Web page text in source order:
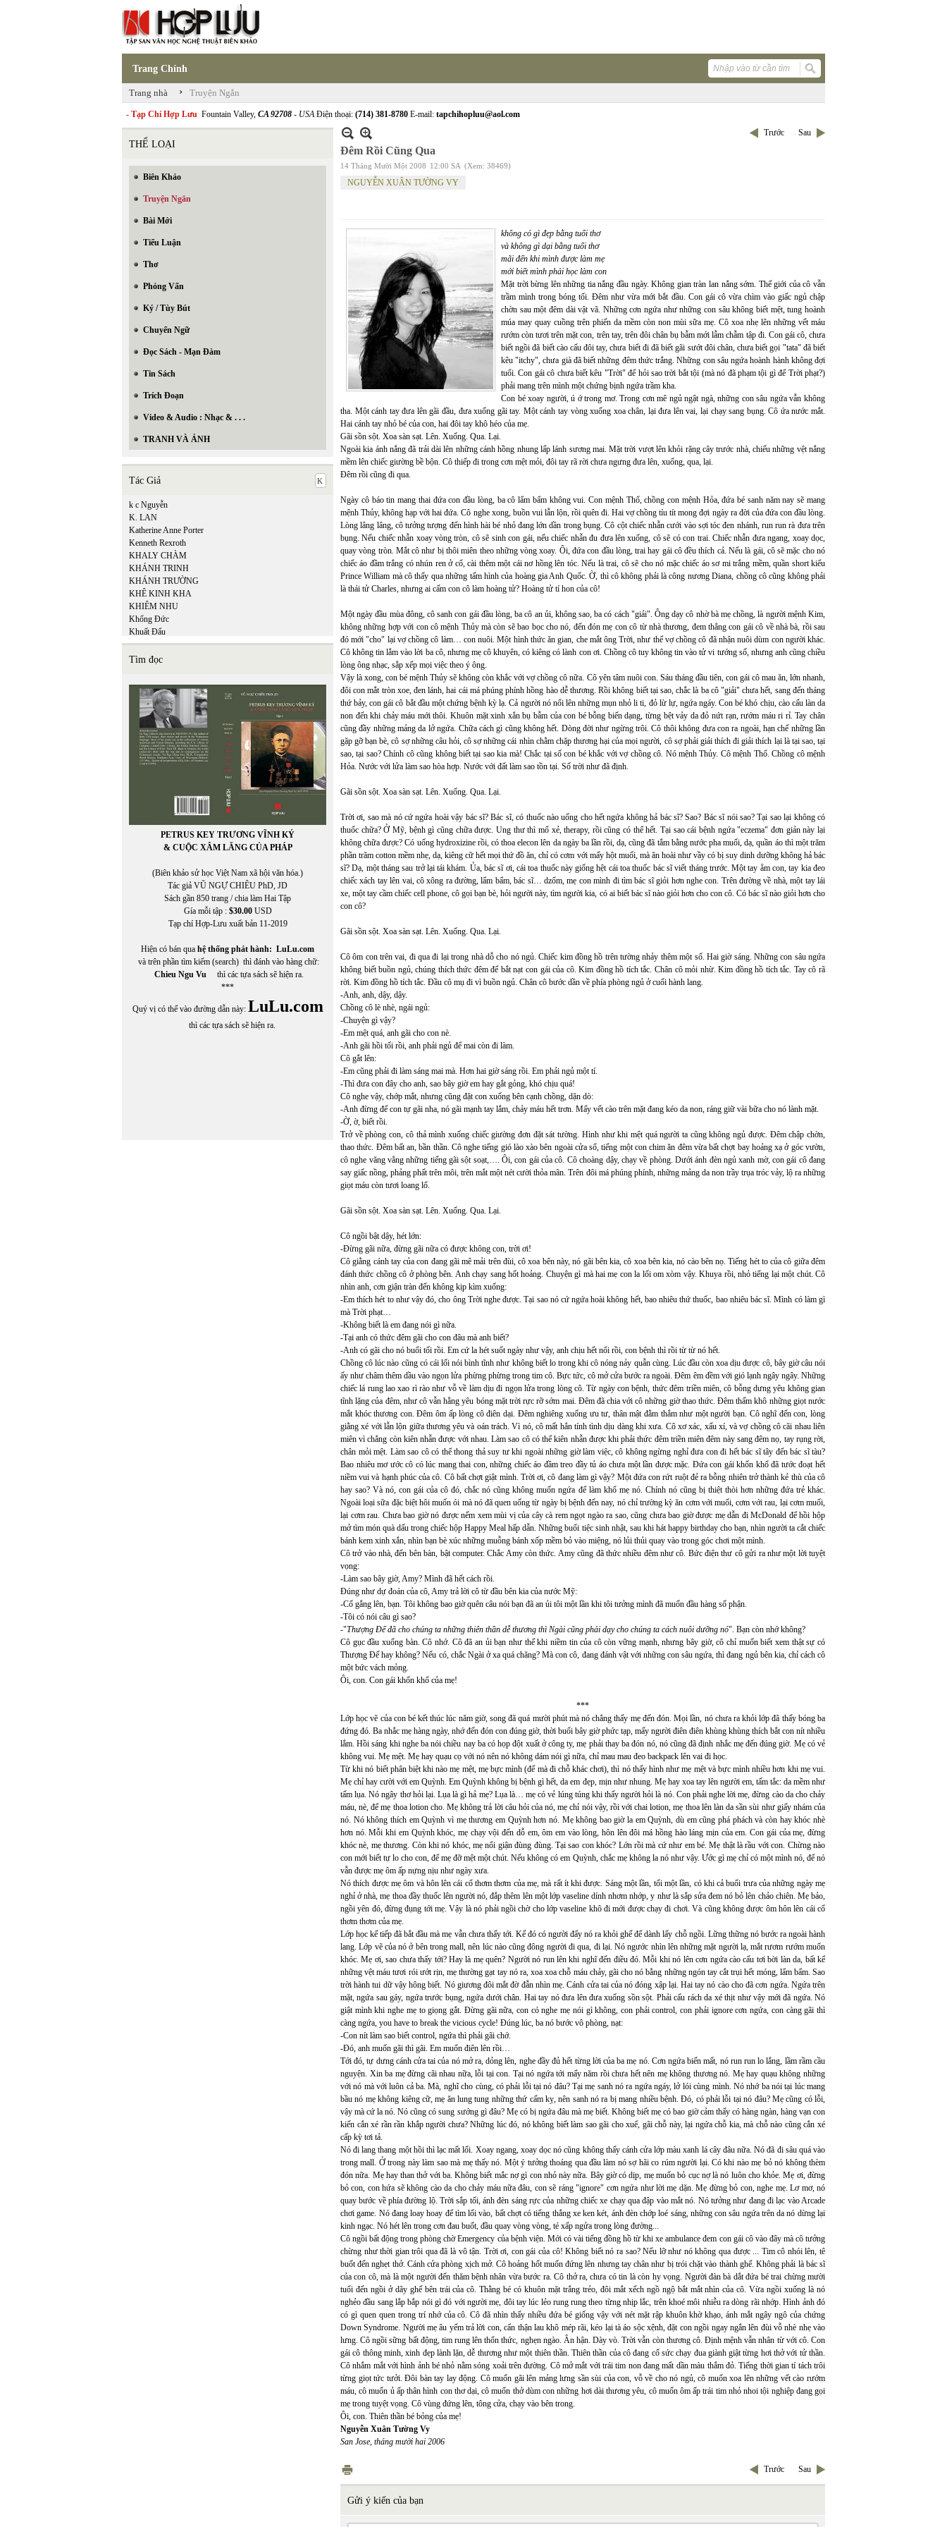
Trang Chính
Trang nhà › Truyện Ngắn
- Tạp Chí Hợp Lưu Fountain Valley, CA 92708 - USAĐiện thoại: (714) 381-8780 E-mail: tapchihopluu@aol.com
THỂ LOẠI
Biên Khảo
Truyện Ngắn
Bài Mới
Tiểu Luận
Thơ
Phỏng Vấn
Ký / Tùy Bút
Chuyển Ngữ
Đọc Sách - Mạn Đàm
Tin Sách
Trích Đoạn
Video & Audio : Nhạc & . . .
TRANH VÀ ẢNH
Tác Giả
k c Nguyễn
K. LAN
Katherine Anne Porter
Kenneth Rexroth
KHALY CHÀM
KHÁNH TRINH
KHÁNH TRƯỜNG
KHÊ KINH KHA
KHIÊM NHU
Khổng Đức
Khuất Đẩu
Khuyết Danh
Kiệm Hoàng
Kiều Thị An Giang
KIM LONG
Kim Nhung
Kim Tuấn
Kinh Dương Vương
Kuroda Momoko
Kurt Vonnegut, Jr.
Tìm đọc
PETRUS KEY TRƯƠNG VĨNH KÝ
& CUỘC XÂM LĂNG CỦA PHÁP
(Biên khảo sử học Việt Nam xã hội văn hóa.)
Tác giả VŨ NGỰ CHIÊU PhD, JD
Sách gần 850 trang / chia làm Hai Tập
Gía mỗi tập : $30.00USD
Tạp chí Hợp-Lưu xuất bản 11-2019
Hiện có bán qua hệ thống phát hành: LuLu.com
và trên phần tìm kiếm (search) thì đánh vào hàng chữ:
Chieu Ngu Vu thì các tựa sách sẽ hiện ra.
***
Quý vị có thể vào đường dẫn này: LuLu.com
thì các tựa sách sẽ hiện ra.
Trước Sau
Đêm Rồi Cũng Qua
14 Tháng Mười Một 2008 12:00 SA (Xem: 38469)
NGUYỄN XUÂN TƯỜNG VY
không có gì đẹp bằng tuổi thơ
và không gì dại bằng tuổi thơ
mãi đến khi mình được làm mẹ
mới biết mình phải học làm con
Mặt trời bừng lên những tia nắng đầu ngày. Không gian tràn lan nắng sớm. Thế giới của cô vẫn
trầm mình trong bóng tối. Đêm như vừa mới bắt đầu. Con gái cô vừa chìm vào giấc ngủ chập
chờn sau một đêm dài vật vã. Những cơn ngứa như những con sâu không biết mệt, tung hoành
múa may quay cuồng trên phiến da mềm còn non mùi sữa mẹ. Cô xoa nhẹ lên những vết máu
rướm còn tươi trên mặt con, trên tay, trên đôi chân bụ bẫm mới lẫm chẫm tập đi. Con gái cô, chưa
biết ngồi đã biết cào cấu đôi tay, chưa biết đi đã biết gãi sướt đôi chân, chưa biết gọi "tata" đã biết
kêu "itchy", chưa già đã biết những đêm thức trắng. Những con sâu ngứa hoành hành không đợi
tuổi. Con gái cô chưa biết kêu "Trời" để hỏi sao trời bắt tội (mà nó đã phạm tội gì để Trời phạt?)
phải mang trên mình một chứng bịnh ngứa trầm kha.
Con bé xoay người, ú ớ trong mơ. Trong cơn mê ngủ ngật ngà, những con sâu ngứa vẫn không
tha. Một cánh tay đưa lên gãi đầu, đưa xuống gãi tay. Một cánh tay vòng xuống xoa chân, lại đưa lên vai, lại chạy sang bụng. Cô ứa nước mắt.
Hai cánh tay nhỏ bé của con, hai đôi tay khô héo của mẹ.
Gãi sồn sột. Xoa sàn sạt. Lên. Xuống. Qua. Lại.
Ngoài kia ánh nắng đã trải dài lên những cánh hồng nhung lấp lánh sương mai. Mặt trời vượt lên khỏi rặng cây trước nhà, chiếu những vệt nắng
mềm lên chiếc giường bề bộn. Cô thiếp đi trong cơn mệt mỏi, đôi tay rã rời chưa ngưng đưa lên, xuống, qua, lại.
Đêm rồi cũng đi qua.
Ngày cô báo tin mang thai đứa con đầu lòng, ba cô lẩm bẩm không vui. Con mệnh Thổ, chồng con mệnh Hỏa, đứa bé sanh năm nay sẽ mang
mệnh Thủy, không hạp với hai đứa. Cô nghe xong, buồn vui lẫn lộn, rồi quên đi. Hai vợ chồng tíu tít mong đợi ngày ra đời của đứa con đầu lòng.
Lòng lâng lâng, cô tưởng tượng đến hình hài bé nhỏ đang lớn dần trong bụng. Cô cột chiếc nhẫn cưới vào sợi tóc đen nhánh, run run rà đưa trên
bụng. Nếu chiếc nhẫn xoay vòng tròn, cô sẽ sinh con gái, nếu chiếc nhẫn đu đưa lên xuống, cô sẽ có con trai. Chiếc nhẫn đưa ngang, xoay dọc,
quay vòng tròn. Mắt cô như bị thôi miên theo những vòng xoay. Ôi, đứa con đầu lòng, trai hay gái cô đều thích cả. Nếu là gái, cô sẽ mặc cho nó
chiếc áo đầm trắng có nhún ren ở cổ, cài thêm một cái nơ hồng lên tóc. Nếu là trai, cô sẽ cho nó mặc chiếc áo sơ mi trắng mềm, quần short kiểu
Prince William mà cô thấy qua những tấm hình của hoàng gia Anh Quốc. Ờ, thì cô không phải là công nương Diana, chồng cô cũng không phải
là thái tử Charles, nhưng ai cấm con cô làm hoàng tử? Hoàng tử tí hon của cô!
Một ngày đầu mùa đông, cô sanh con gái đầu lòng, ba cô an ủi, không sao, ba có cách "giải". Ông dạy cô nhờ bà mẹ chồng, là người mệnh Kim,
không những hợp với con cô mệnh Thủy mà còn sẽ bao bọc cho nó, đến đón mẹ con cô từ nhà thương, đem thẳng con gái cô về nhà bà, rồi sau
đó mới "cho" lại vợ chồng cô làm… con nuôi. Một hình thức ăn gian, che mắt ông Trời, như thể vợ chồng cô đã nhận nuôi dùm con người khác.
Cô không tin lắm vào lời ba cô, nhưng mẹ cô khuyên, có kiêng có lành con ơi. Chồng cô tuy không tin vào tử vi tướng số, nhưng anh cũng chiều
lòng ông nhạc, sắp xếp mọi việc theo ý ông.
Vậy là xong, con bé mệnh Thủy sẽ không còn khắc với vợ chồng cô nữa. Cô yên tâm nuôi con. Sáu tháng đầu tiên, con gái cô mau ăn, lớn nhanh,
đôi con mắt tròn xoe, đen lánh, hai cái má phúng phính hồng hào dễ thương. Rồi không biết tại sao, chắc là ba cô "giải" chưa hết, sang đến tháng
thứ bảy, con gái cô bắt đầu một chứng bệnh kỳ lạ. Cả người nó nổi lên những mụn nhỏ li ti, đỏ lừ lự, ngứa ngáy. Con bé khó chịu, cào cấu làn da
non đến khi chảy máu mới thôi. Khuôn mặt xinh xắn bụ bẫm của con bé bỗng biến dạng, từng bệt vảy da đỏ nứt rạn, rướm máu ri rỉ. Tay chân
cũng đầy những mảng da lở ngứa. Chữa cách gì cũng không hết. Dòng đời như ngừng trôi. Cô thôi không đưa con ra ngoài, hạn chế những lần
gặp gỡ bạn bè, cô sợ những câu hỏi, cô sợ những cái nhìn chằm chặp thương hại của mọi người, cô sợ phải giải thích đi giải thích lại là tại sao, tại
sao, tại sao? Chính cô cũng không biết tại sao kia mà! Chắc tại số con bé khắc với vợ chồng cô. Nó mệnh Thủy. Cô mệnh Thổ. Chồng cô mệnh
Hỏa. Nước với lửa làm sao hòa hợp. Nước với đất làm sao tồn tại. Số trời như đã định.
Gãi sồn sột. Xoa sàn sạt. Lên. Xuống. Qua. Lại.
Trời ơi, sao mà nó cứ ngứa hoài vậy bác sĩ? Bác sĩ, có thuốc nào uống cho hết ngứa không hả bác sĩ? Sao? Bác sĩ nói sao? Tại sao lại không có
thuốc chữa? Ở Mỹ, bệnh gì cũng chữa được. Ung thư thì mổ xẻ, therapy, rồi cũng có thể hết. Tại sao cái bệnh ngứa "eczema" đơn giản này lại
không chữa được? Có uống hydroxizine rồi, có thoa elecon lên da ngày ba lần rồi, dạ, cũng đã tắm bằng nước pha muối, dạ, quần áo thì một trăm
phần trăm cotton mềm nhẹ, dạ, kiêng cữ hết mọi thứ đồ ăn, chỉ có cơm với mấy hột muối, mà ăn hoài như vầy có bị suy dinh dưỡng không hả bác
sĩ? Dạ, một tháng sau trở lại tái khám. Ủa, bác sĩ ơi, cái toa thuốc này giống hệt cái toa thuốc bác sĩ viết tháng trước. Một tay ẵm con, tay kia đeo
chiếc xách tay lên vai, cô xông ra đường, lẩm bẩm, bác sĩ… dzổm, mẹ con mình đi tìm bác sĩ giỏi hơn nghe con. Trên đường về nhà, một tay lái
xe, một tay cầm chiếc cell phone, cô gọi bạn bè, hỏi người này, tìm người kia, có ai biết bác sĩ nào giỏi hơn cho con cô. Có bác sĩ nào giỏi hơn cho
con cô?
Gãi sồn sột. Xoa sàn sạt. Lên. Xuống. Qua. Lại.
Cô ôm con trên vai, đi qua đi lại trong nhà dỗ cho nó ngủ. Chiếc kim đồng hồ trên tường nhảy thêm một số. Hai giờ sáng. Những con sâu ngứa
không biết buồn ngủ, chúng thích thức đêm để bắt nạt con gái của cô. Kim đồng hồ tích tắc. Chân cô mỏi nhừ. Kim đồng hồ tích tắc. Tay cô rã
rời. Kim đồng hồ tích tắc. Đầu cô mụ đi vì buồn ngủ. Chân cô bước dần về phía phòng ngủ ở cuối hành lang.
-Anh, anh, dậy, dậy.
Chồng cô lè nhè, ngái ngủ:
-Chuyện gì vậy?
-Em mệt quá, anh gãi cho con nè.
-Anh gãi hồi tối rồi, anh phải ngủ để mai còn đi làm.
Cô gắt lên:
-Em cũng phải đi làm sáng mai mà. Hơn hai giờ sáng rồi. Em phải ngủ một tí.
-Thì đưa con đây cho anh, sao bây giờ em hay gắt gỏng, khó chịu quá!
Cô nghe vậy, chớp mắt, nhưng cũng đặt con xuống bên cạnh chồng, dặn dò:
-Anh đừng để con tự gãi nha, nó gãi mạnh tay lắm, chảy máu hết trơn. Mấy vết cào trên mặt đang kéo da non, ráng giữ vài bữa cho nó lành mặt.
-Ờ, ờ, biết rồi.
Trở về phòng con, cô thả mình xuống chiếc giường đơn đặt sát tường. Hình như khi mệt quá người ta cũng không ngủ được. Đêm chập chờn,
thao thức. Đêm bất an, bần thần. Cô nghe tiếng gió lào xào bên ngoài cửa sổ, tiếng một con chim ăn đêm vừa bất chợt bay hoảng xạ ở góc vườn,
cô nghe văng vẳng những tiếng gãi sột soạt,…. Ôi, con gái của cô. Cô choàng dậy, chạy về phòng. Dưới ánh đèn ngủ xanh mờ, con gái cô đang
say giấc nồng, phảng phất trên môi, trên mắt một nét cười thỏa mãn. Trên đôi má phúng phính, những mảng da non trầy trụa tróc vảy, lộ ra những
giọt máu còn tươi loang lổ.
Gãi sồn sột. Xoa sàn sạt. Lên. Xuống. Qua. Lại.
Cô ngồi bật dậy, hét lớn:
-Đừng gãi nữa, đừng gãi nữa có được không con, trời ơi!
Cô giằng cánh tay của con đang gãi mê mải trên đùi, cô xoa bên này, nó gãi bên kia, cô xoa bên kia, nó cào bên nọ. Tiếng hét to của cô giữa đêm
đánh thức chồng cô ở phòng bên. Anh chạy sang hốt hoảng. Chuyện gì mà hai mẹ con la lối om xòm vậy. Khuya rồi, nhỏ tiếng lại một chút. Cô
nhìn anh, cơn giận tràn đến không kịp kìm xuống:
-Em thích hét to như vậy đó, cho ông Trời nghe được. Tại sao nó cứ ngứa hoài không hết, bao nhiêu thứ thuốc, bao nhiêu bác sĩ. Mình có làm gì
mà Trời phạt…
-Không biết là em đang nói gì nữa.
-Tại anh có thức đêm gãi cho con đâu mà anh biết?
-Anh có gãi cho nó buổi tối rồi. Em cứ la hét suốt ngày như vậy, anh chịu hết nổi rồi, con bệnh thì rồi từ từ nó hết.
Chồng cô lúc nào cũng có cái lối nói bình tĩnh như không biết lo trong khi cô nóng nảy quẫn cùng. Lúc đầu còn xoa dịu được cô, bây giờ câu nói
ấy như châm thêm dầu vào ngọn lửa phừng phừng trong tim cô. Bực tức, cô mở cửa bước ra ngoài. Đêm êm đềm với gió lạnh ngây ngây. Những
chiếc lá rung lao xao rì rào như vỗ về làm dịu đi ngọn lửa trong lòng cô. Từ ngày con bệnh, thức đêm triền miên, cô bỗng dưng yêu không gian
tĩnh lặng của đêm, như cô vẫn hằng yêu bóng mặt trời rực rỡ sớm mai. Đêm đã chia với cô những giờ thao thức. Đêm thấm khô những giọt nước
mắt khóc thương con. Đêm ôm ấp lòng cô điên dại. Đêm nghiêng xuống ưu tư, thân mật đằm thắm như một người bạn. Cô nghĩ đến con, lòng
giằng xé với lẫn lộn giữa thương yêu và oán trách. Vì nó, cô mất hẳn tính tình dịu dàng khi xưa. Cô xơ xác, xấu xí, và vợ chồng cô cãi nhau liên
miên vì chẳng còn kiên nhẫn được với nhau. Làm sao cô có thể kiên nhẫn được khi phải thức đêm triền miên đêm này sang đêm nọ, tay rụng rời,
chân mỏi mệt. Làm sao cô có thể thong thả suy tư khi ngoài những giờ làm việc, cô không ngừng nghỉ đưa con đi hết bác sĩ tây đến bác sĩ tàu?
Bao nhiêu mơ ước cô có lúc mang thai con, những chiếc áo đầm treo đầy tủ áo chưa một lần được mặc. Đứa con gái khốn khổ đã tước đoạt hết
niềm vui và hạnh phúc của cô. Cô bất chợt giật mình. Trời ơi, cô đang làm gì vậy? Một đứa con rứt ruột đẻ ra bỗng nhiên trở thành kẻ thù của cô
hay sao? Và nó, con gái của cô đó, chắc nó cũng không muốn ngứa để làm khổ mẹ nó. Chính nó cũng bị thiệt thòi hơn những đứa trẻ khác.
Ngoài loại sữa đặc biệt hôi muốn ói mà nó đã quen uống từ ngày bị bệnh đến nay, nó chỉ trường kỳ ăn cơm với muối, cơm với rau, lại cơm muối,
lại cơm rau. Chưa bao giờ nó được nếm xem mùi vị của cây cà rem ngọt ngào ra sao, cũng chưa bao giờ được mẹ dẫn đi McDonald để hồi hộp
mở tìm món quà dấu trong chiếc hộp Happy Meal hấp dẫn. Những buổi tiệc sinh nhật, sau khi hát happy birthday cho bạn, nhìn người ta cắt chiếc
bánh kem xinh xắn, nhìn bạn bè xúc những muỗng bánh xốp mềm bỏ vào miệng, nó lủi thủi quay vào trong góc chơi một mình.
Cô trở vào nhà, đến bên bàn, bật computer. Chắc Amy còn thức. Amy cũng đã thức nhiều đêm như cô. Bức điện thư cô gửi ra như một lời tuyệt
vọng:
-Làm sao bây giờ, Amy? Mình đã hết cách rồi.
Đúng như dự đoán của cô, Amy trả lời cô từ đầu bên kia của nước Mỹ:
-Cố gắng lên, bạn. Tôi không bao giờ quên câu nói bạn đã an ủi tôi một lần khi tôi tưởng mình đã muốn đầu hàng số phận.
-Tôi có nói câu gì sao?
-"Thượng Đế đã cho chúng ta những thiên thần dễ thương thì Ngài cũng phải dạy cho chúng ta cách nuôi dưỡng nó". Bạn còn nhớ không?
Cô gục đầu xuống bàn. Cô nhớ. Cô đã an ủi bạn như thế khi niềm tin của cô còn vững mạnh, nhưng bây giờ, cô chỉ muốn biết xem thật sự có
Thượng Đế hay không? Nếu có, chắc Ngài ở xa quá chăng? Mà con cô, đang đánh vật với những con sâu ngứa, thì đang ngủ bên kia, chỉ cách cô
một bức vách mỏng.
Ôi, con. Con gái khốn khổ của mẹ!
***
Lớp học vẽ của con bé kết thúc lúc năm giờ, song đã quá mười phút mà nó chẳng thấy mẹ đến đón. Mọi lần, nó chưa ra khỏi lớp đã thấy bóng ba
đứng đó. Ba nhắc mẹ hàng ngày, nhớ đến đón con đúng giờ, thời buổi bây giờ phức tạp, mấy người điên điên khùng khùng thích bắt con nít nhiều
lắm. Hồi sáng khi nghe ba nói chiều nay ba có họp đột xuất ở công ty, mẹ phải thay ba đón nó, nó cũng đã định nhắc mẹ đến đúng giờ. Mẹ có vẻ
không vui. Mẹ mệt. Mẹ hay quạu cọ với nó nên nó không dám nói gì nữa, chỉ mau mau đeo backpack lên vai đi học.
Từ khi nó biết phân biệt khi nào mẹ mệt, mẹ bực mình (để mà đi chỗ khác chơi), thì nó thấy hình như mẹ mệt và bực mình nhiều hơn khi mẹ vui.
Mẹ chỉ hay cười với em Quỳnh. Em Quỳnh không bị bệnh gì hết, da em đẹp, mịn như nhung. Mẹ hay xoa tay lên người em, tấm tắc: da mềm như
tấm lụa. Nó ngây thơ hỏi lại. Lụa là gì hả mẹ? Lụa là… mẹ có vẻ lúng túng khi thấy người hỏi là nó. Con phải nghe lời mẹ, đừng cào da cho chảy
máu, nè, để mẹ thoa lotion cho. Mẹ không trả lời câu hỏi của nó, mẹ chỉ nói vậy, rồi với chai lotion, mẹ thoa lên làn da sần sùi như giấy nhám của
nó. Nó không thích em Quỳnh vì mẹ thương em Quỳnh hơn nó. Mẹ không bao giờ la em Quỳnh, dù em cũng phá phách và còn hay khóc nhè
hơn nó. Mỗi khi em Quỳnh khóc, mẹ chạy vội đến dỗ em, ôm em vào lòng, hôn lên đôi má hồng hào láng mịn của em. Con gái của mẹ, đừng
khóc nè, mẹ thương. Còn khi nó khóc, mẹ nổi giận đùng đùng. Tại sao con khóc? Lớn rồi mà cứ như em bé. Mẹ thật là rầu với con. Chừng nào
con mới biết tự lo cho con, để mẹ đỡ mệt một chút. Nếu không có em Quỳnh, chắc mẹ không la nó như vậy. Ước gì mẹ chỉ có một mình nó, để nó
vẫn được mẹ ôm ấp nựng nịu như ngày xưa.
Nó thích được mẹ ôm và hôn lên cái cổ thơm thơm của mẹ, mà rất ít khi được. Sáng một lần, tối một lần, có khi cả buổi trưa của những ngày mẹ
nghỉ ở nhà, mẹ thoa đầy thuốc lên người nó, đắp thêm lên một lớp vaseline dính nhơm nhớp, y như là sắp sửa đem nó bỏ lên chảo chiên. Mẹ bảo,
ngồi yên đó, đừng đụng tới mẹ. Vậy là nó phải ngồi chờ cho lớp vaseline khô đi mới được chạy đi chơi. Và cũng không được ôm hôn lên cái cổ
thơm thơm của mẹ.
Lớp học kế tiếp đã bắt đầu mà mẹ vẫn chưa thấy tới. Kế đó có người đẩy nó ra khỏi ghế để dành lấy chỗ ngồi. Lững thững nó bước ra ngoài hành
lang. Lớp vẽ của nó ở bên trong mall, nên lúc nào cũng đông người đi qua, đi lại. Nó ngước nhìn lên những mặt người lạ, mắt rươm rướm muốn
khóc. Mẹ ơi, sao chưa thấy tới? Hay là mẹ quên? Người nó run lên khi nghĩ đến điều đó. Mỗi khi nó lên cơn ngứa cào cấu tơi bời làn da, bất kể
những vệt máu tươi rói ướt rịn, mẹ thường gạt tay nó ra, xoa xoa chỗ máu chảy, gãi cho nó bằng những ngón tay cắt trụi hết móng, lẩm bẩm. Sao
trời hành tui dữ vậy hông biết. Nó giương đôi mắt đờ đẫn nhìn mẹ. Cánh cửa tai của nó đóng xập lại. Hai tay nó cào cho đã cơn ngứa. Ngứa trên
mặt, ngứa sau gáy, ngứa trước bụng, ngứa dưới chân. Hai tay nó đưa lên đưa xuống sồn sột. Phải cấu rách da xé thịt như vậy mới đã ngứa. Nó
giật mình khi nghe mẹ to giọng gắt. Đừng gãi nữa, con có nghe mẹ nói gì không, con phải control, con phải ignore cơn ngứa, con càng gãi thì
càng ngứa, you have to break the vicious cycle! Đúng lúc, ba nó bước vô phòng, nạt:
-Con nít làm sao biết control, ngứa thì phải gãi chớ.
-Đó, anh muốn gãi thì gãi. Em muốn điên lên rồi…
Tới đó, tự dưng cánh cửa tai của nó mở ra, dỏng lên, nghe đầy đủ hết từng lời của ba mẹ nó. Cơn ngứa biến mất, nó run run lo lắng, lầm rầm cầu
nguyện. Xin ba mẹ đừng cãi nhau nữa, lỗi tại con. Tại nó ngứa tới mấy năm rồi chưa hết nên mẹ không thương nó. Mẹ hay quạu không những
với nó mà với luôn cả ba. Mà, nghĩ cho cùng, có phải lỗi tại nó đâu? Tại mẹ sanh nó ra ngứa ngáy, lở lói cùng mình. Nó nhớ ba nói tại lúc mang
bầu nó mẹ không kiêng cữ, mẹ ăn lung tung những thứ cấm kỵ, nên sanh nó ra bị mang nhiều bệnh. Đó, có phải lỗi tại nó đâu? Mẹ cũng có lỗi,
vậy mà cứ la nó. Nó cũng có sung sướng gì đâu? Mẹ có bị ngứa đâu mà mẹ biết. Không biết mẹ có bao giờ cảm thấy có hàng ngàn, hàng vạn con
kiến cắn xé rần rần khắp người chưa? Những lúc đó, nó không biết làm sao gãi cho xuể, gãi chỗ này, lại ngứa chỗ kia, mà chỗ nào cũng cắn xé
cấp kỳ tơi tả.
Nó đi lang thang một hồi thì lạc mất lối. Xoay ngang, xoay dọc nó cũng không thấy cánh cửa lớp màu xanh lá cây đâu nữa. Nó đã đi sâu quá vào
trong mall. Ở trong này làm sao mà mẹ thấy nó. Một ý tưởng thoáng qua đầu làm nó sợ hãi co rúm người lại. Có khi nào mẹ bỏ nó không thèm
đón nữa. Mẹ hay than thở với ba. Không biết mắc nợ gì con nhỏ này nữa. Bây giờ có dịp, mẹ muốn bỏ cục nợ là nó luôn cho khỏe. Mẹ ơi, đừng
bỏ con, con hứa sẽ không cào da cho chảy máu nữa đâu, con sẽ ráng "ignore" cơn ngứa như lời mẹ dặn. Mẹ đừng bỏ con, nghe mẹ. Lơ mơ, nó
quay bước về phía đường lộ. Trời sắp tối, ánh đèn sáng rực của những chiếc xe chạy qua đập vào mắt nó. Nó tưởng như đang đi lạc vào Arcade
chơi game. Nó đang loay hoay để tìm lối vào, bất chợt có tiếng thắng xe ken két, ánh đèn chớp loé sáng, những con sâu ngứa trên da nó dừng lại
kinh ngạc. Nó hét lên trong cơn đau buốt, đầu quay vòng vòng, té xấp ngửa trong lòng đường...
Cô ngồi bất động trong phòng chờ Emergency của bệnh viện. Mới có vài tiếng đồng hồ từ khi xe ambulance đem con gái cô vào đây mà cô tưởng
chừng như thời gian trôi qua đã là vô tận. Trời ơi, con gái của cô! Không biết nó ra sao? Nếu lỡ như nó không qua được ... Tim cô nhói lên, tê
buốt đến nghẹt thở. Cánh cửa phòng xịch mở. Cô hoảng hốt muốn đứng lên nhưng tay chân như bị trói chặt vào thành ghế. Không phải là bác sĩ
của con cô, mà là một người đến thăm bệnh nhân vừa bước ra. Cô thở ra, chưa có tin là còn hy vọng. Người đàn bà dắt đứa bé trai chừng mười
tuổi đến ngồi ở dãy ghế bên trái của cô. Thằng bé có khuôn mặt trắng trẻo, đôi mắt xếch ngồ ngộ bắt mắt nhìn của cô. Vừa ngồi xuống là nó
nghẻo đầu sang lắp bắp nói gì đó với người mẹ, đôi tay lúc lẻo rung rung theo từng nhịp lắc, trên khoé môi nhiễu ra dòng rãi nhớp. Hình ảnh đó
có gì quen quen trong trí nhớ của cô. Cô đã nhìn thấy nhiều đứa bé giống vậy với nét mặt rập khuôn khờ khạo, ánh mắt ngây ngô của chứng
Down Syndrome. Người mẹ âu yếm trả lời con, cẩn thận lau khô mép rãi, kéo lại tà áo sộc xệnh, đặt con ngồi ngay ngắn lên đùi vỗ nhè nhẹ vào
lưng. Cô ngồi sững bất động, tim rung lên thổn thức, nghẹn ngào. Ân hận. Dày vò. Trời vẫn còn thương cô. Định mệnh vẫn nhân từ với cô. Con
gái cô thông minh, xinh đẹp lành lặn, dễ thương như một thiên thần. Thiên thần của cô đang cố sức chạy đua giành giật từng hơi thở với tử thần.
Cô nhắm mắt với hình ảnh bé nhỏ nằm sóng xoải trên đường. Cô mở mắt với trái tim non đang mất dần màu thắm đỏ. Tiếng thời gian tí tách trôi
từng giọt tức tưởi. Đôi bàn tay lay động. Cô muốn gãi lên mảng lưng sần sùi của con, vỗ về cho nó ngủ, cô muốn xoa lên những vết cào rướm
máu, cô muốn ủ ấp thân hình con thơ dại, cô muốn thở dùm con những hơi dài thương yêu, cô muốn ôm ấp trái tim nhỏ nhoi tội nghiệp đang gọi
mẹ trong tuyệt vọng. Cô vùng đứng lên, tông cửa, chạy vào bên trong.
Ôi, con. Thiên thần bé bỏng của mẹ!
Nguyễn Xuân Tường Vy
San Jose, tháng mười hai 2006
Trước Sau
Gửi ý kiến của bạn